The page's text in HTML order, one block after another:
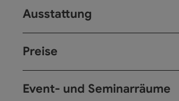
Ausstattung
Preise
Event- und Seminarräume